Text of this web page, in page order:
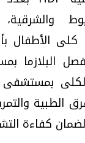
الأطفال
البلازما
بمستشفى
الطبية
كفاءة